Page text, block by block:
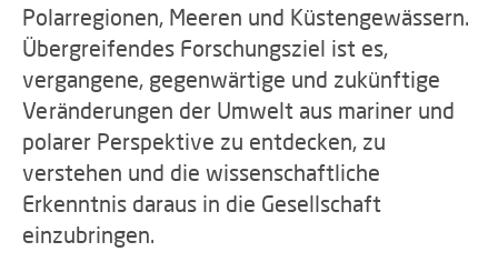
Polarregionen, Meeren und Küstengewässern.
Übergreifendes Forschungsziel ist es,
vergangene, gegenwärtige und zukünftige
Veränderungen der Umwelt aus mariner und
polarer Perspektive zu entdecken, zu
verstehen und die wissenschaftliche
Erkenntnis daraus in die Gesellschaft
einzubringen.